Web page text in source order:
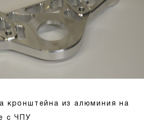
кронштейна из алюминия на
с ЧПУ